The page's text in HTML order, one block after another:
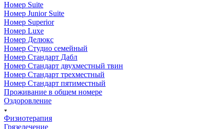
Номер Suite
Номер Junior Suite
Номер Superior
Номер Luxe
Номер Делюкс
Номер Студио семейный
Номер Стандарт Дабл
Номер Стандарт двухместный твин
Номер Стандарт трехместный
Номер Стандарт пятиместный
Проживание в общем номере
Оздоровление
Физиотерапия
Грязелечение